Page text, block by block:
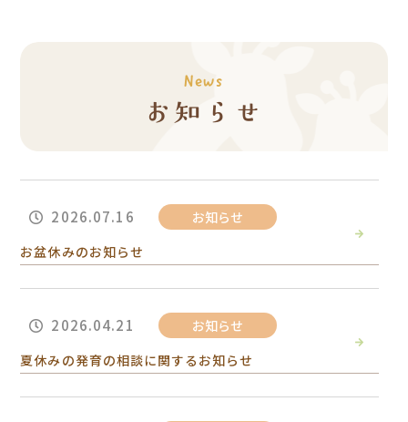
News
お知らせ
2026.07.16
お知らせ
お盆休みのお知らせ
2026.04.21
お知らせ
夏休みの発育の相談に関するお知らせ